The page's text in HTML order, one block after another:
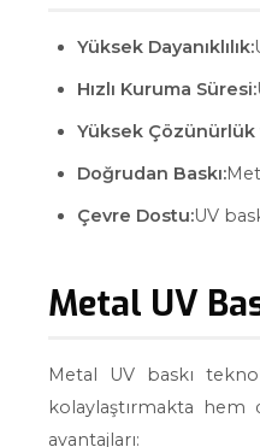
Yüksek Dayanıklılık:
Hızlı Kuruma Süresi:
Yüksek Çözünürlük
Doğrudan Baskı:
Çevre Dostu:UV
Metal UV
Metal UV baskı
kolaylaştırmakta hem
avantajları: